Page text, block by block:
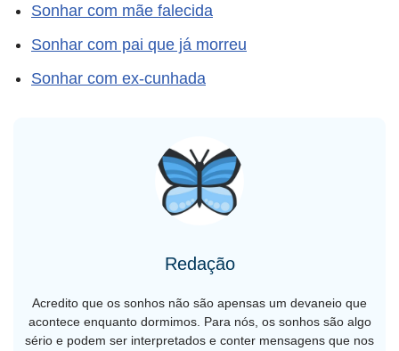
Sonhar com mãe falecida
Sonhar com pai que já morreu
Sonhar com ex-cunhada
Redação
Acredito que os sonhos não são apensas um devaneio que
acontece enquanto dormimos. Para nós, os sonhos são algo
sério e podem ser interpretados e conter mensagens que nos